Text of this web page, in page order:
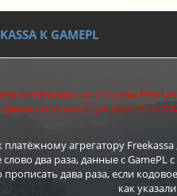
К GAMEPL
интеграции со стороны
платежей для GamePL v 7/
агрегатору
два раза, данные с
дава раза, если
как